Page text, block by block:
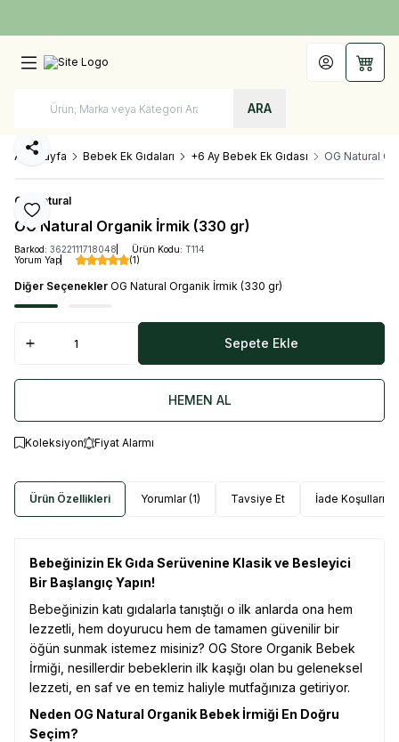
ARA
Hesabım
Ana Sayfa Bebek Ek Gıdaları +6 Ay Bebek Ek Gıdası OG Natural
Favoriye Ekle
Paylaş
OG Natural
OG Natural Organik İrmik (330 gr)
Barkod: 3622111718048 Ürün Kodu: T114
Yorum Yap
(1)
Diğer Seçenekler OG Natural Organik İrmik (330 gr)
Sepete Ekle
HEMEN AL
Koleksiyon Fiyat Alarmı
Ürün Özellikleri Yorumlar (1) Tavsiye Et İade Koşulları
Bebeğinizin Ek Gıda Serüvenine Klasik ve Besleyici
Bir Başlangıç Yapın!
Bebeğinizin katı gıdalarla tanıştığı o ilk anlarda ona hem
lezzetli, hem doyurucu hem de tamamen güvenilir bir
öğün sunmak istemez misiniz? OG Store Organik Bebek
İrmiği, nesillerdir bebeklerin ilk kaşığı olan bu geleneksel
lezzeti, en saf ve en temiz haliyle mutfağınıza getiriyor.
Neden OG Natural Organik Bebek İrmiği En Doğru
Seçim?